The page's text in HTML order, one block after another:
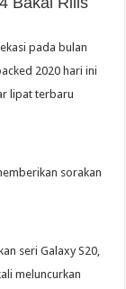
pada bulan
2020 hari ini
lipat terbaru
sorakan
seri Galaxy S20,
meluncurkan